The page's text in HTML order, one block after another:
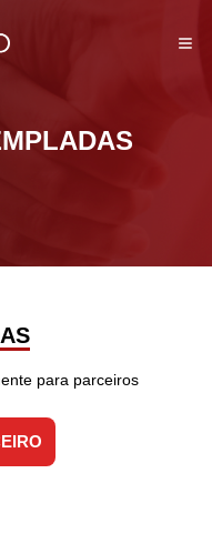
para parceiros